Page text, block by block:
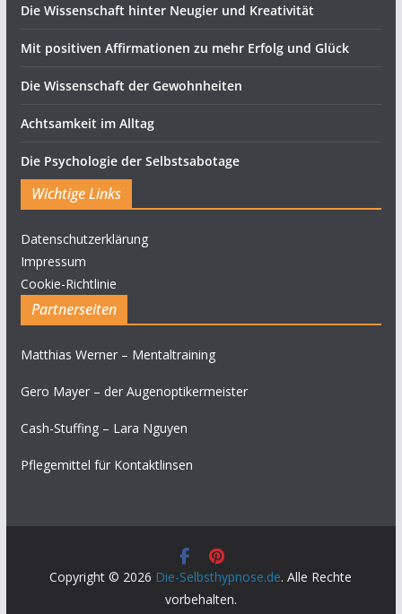
Die Wissenschaft hinter Neugier und Kreativität
Mit positiven Affirmationen zu mehr Erfolg und Glück
Die Wissenschaft der Gewohnheiten
Achtsamkeit im Alltag
Die Psychologie der Selbstsabotage
Wichtige Links
Datenschutzerklärung
Impressum
Cookie-Richtlinie
Partnerseiten
Matthias Werner – Mentaltraining
Gero Mayer – der Augenoptikermeister
Cash-Stuffing – Lara Nguyen
Pflegemittel für Kontaktlinsen
Copyright © 2026 Die-Selbsthypnose.de. Alle Rechte
vorbehalten.